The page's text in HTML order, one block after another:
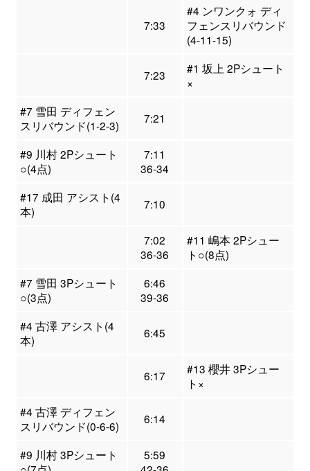
7:33
#4 ンワンクォ ディ
フェンスリバウンド
(4-11-15)
7:23
#1 坂上 2Pシュート
×
#7 雪田 ディフェン
スリバウンド(1-2-3)
7:21
#9 川村 2Pシュート
○(4点)
7:11
36-34
#17 成田 アシスト(4
本)
7:10
7:02
36-36
#11 嶋本 2Pシュー
ト○(8点)
#7 雪田 3Pシュート
○(3点)
6:46
39-36
#4 古澤 アシスト(4
本)
6:45
6:17
#13 櫻井 3Pシュー
ト×
#4 古澤 ディフェン
スリバウンド(0-6-6)
6:14
#9 川村 3Pシュート
5:59